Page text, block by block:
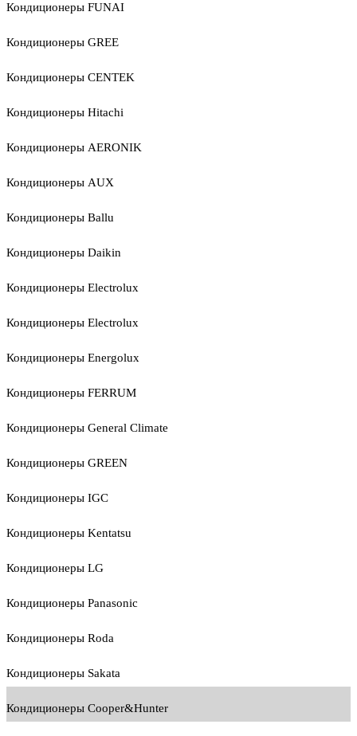
Кондиционеры FUNAI
Кондиционеры GREE
Кондиционеры CENTEK
Кондиционеры Hitachi
Кондиционеры AERONIK
Кондиционеры AUX
Кондиционеры Ballu
Кондиционеры Daikin
Кондиционеры Electrolux
Кондиционеры Electrolux
Кондиционеры Energolux
Кондиционеры FERRUM
Кондиционеры General Climate
Кондиционеры GREEN
Кондиционеры IGC
Кондиционеры Kentatsu
Кондиционеры LG
Кондиционеры Panasonic
Кондиционеры Roda
Кондиционеры Sakata
Кондиционеры Cooper&Hunter